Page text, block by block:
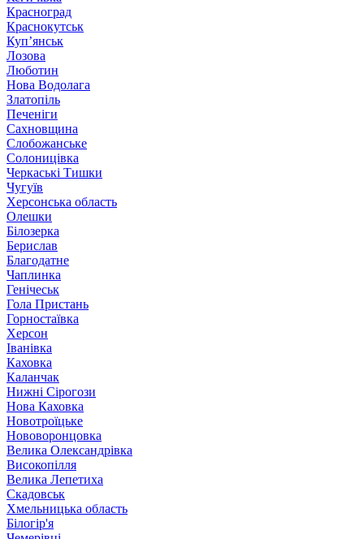
Красноград
Краснокутськ
Куп’янськ
Лозова
Люботин
Нова Водолага
Златопіль
Печеніги
Сахновщина
Слобожанське
Солоницівка
Черкаські Тишки
Чугуїв
Херсонська область
Олешки
Білозерка
Берислав
Благодатне
Чаплинка
Генічеськ
Гола Пристань
Горностаївка
Херсон
Іванівка
Каховка
Каланчак
Нижні Сірогози
Нова Каховка
Новотроїцьке
Нововоронцовка
Велика Олександрівка
Високопілля
Велика Лепетиха
Скадовськ
Хмельницька область
Білогір'я